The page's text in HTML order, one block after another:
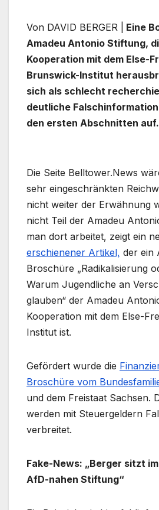
Von DAVID BERGER |
Eine
Amadeu Antonio Stiftung,
Kooperation mit dem Else-
Brunswick-Institut
sich als schlecht
deutliche
den ersten Abschnitten auf.
Die Seite Belltower.News
sehr eingeschränkten
nicht weiter der Erwähnung
nicht Teil der Amadeu
man dort arbeitet, zeigt ein
erschienener Artikel, der ein
Broschüre „Radikalisierung
Warum Jugendliche an
glauben“ der Amadeu
Kooperation mit dem Else-
Institut ist.
Gefördert wurde die
Broschüre vom
und dem Freistaat Sachsen.
werden mit Steuergeldern
verbreitet.
Fake-News: „Berger sitzt
AfD-nahen Stiftung“